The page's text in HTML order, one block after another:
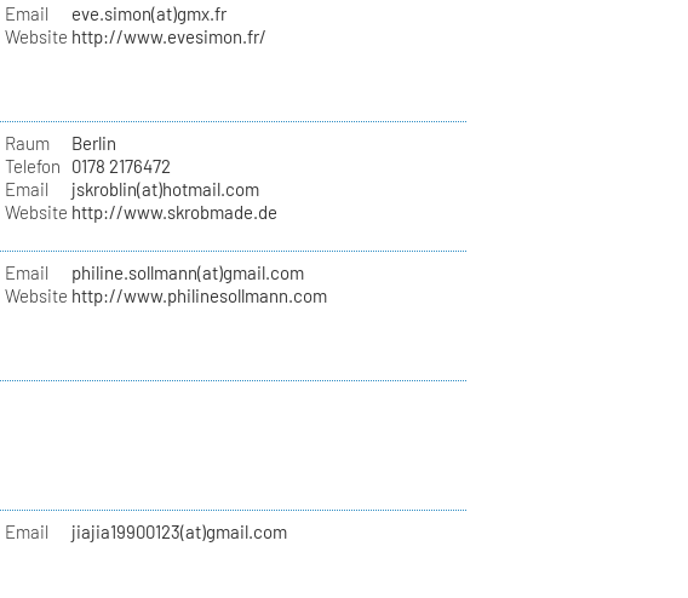
Email
eve.simon(at)gmx.fr
Website http://www.evesimon.fr/
Raum
Berlin
Telefon
0178 2176472
Email
jskroblin(at)hotmail.com
Website http://www.skrobmade.de
Email
philine.sollmann(at)gmail.com
Website http://www.philinesollmann.com
Email jiajia19900123(at)gmail.com